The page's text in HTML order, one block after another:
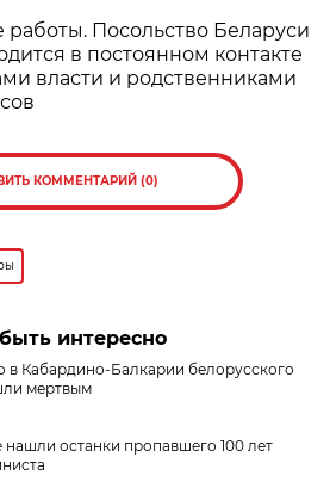
работы. Посольство Беларуси
в постоянном контакте
власти и родственниками
КОММЕНТАРИЙ (0)
интересно
в Кабардино-Балкарии белорусского
мертвым
нашли останки пропавшего 100 лет